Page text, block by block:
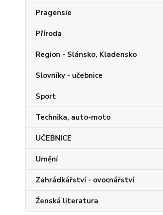
Pragensie
Příroda
Region - Slánsko, Kladensko
Slovníky - učebnice
Sport
Technika, auto-moto
UČEBNICE
Umění
Zahrádkářství - ovocnářství
Ženská literatura